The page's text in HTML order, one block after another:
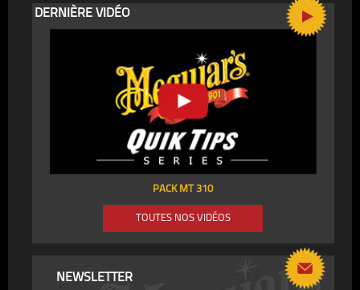
DERNIÈRE VIDÉO
PACK MT 310
TOUTES NOS VIDÉOS
NEWSLETTER